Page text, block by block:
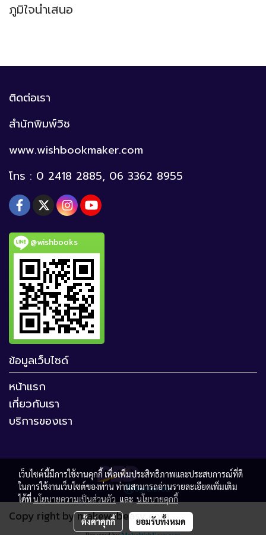
ภูมิใจนำเสนอ
ติดต่อเรา
สำนักพิมพ์วิช
www.wishbookmaker.com
โทร : 0 2418 2885, 06 3362 8955
@wishbooks
ข้อมูลเว็บไซด์
หน้าแรก
เกี่ยวกับเรา
บริการของเรา
Copy right by makewebeasy.com
เว็บไซต์นี้มีการใช้งานคุกกี้ เพื่อเพิ่มประสิทธิภาพและประสบการณ์ที่ดี
ในการใช้งานเว็บไซต์ของท่าน ท่านสามารถอ่านรายละเอียดเพิ่มเติม
ได้ที่นโยบายความเป็นส่วนตัว และ นโยบายคุกกี้
ตั้งค่าคุกกี้ ยอมรับทั้งหมด